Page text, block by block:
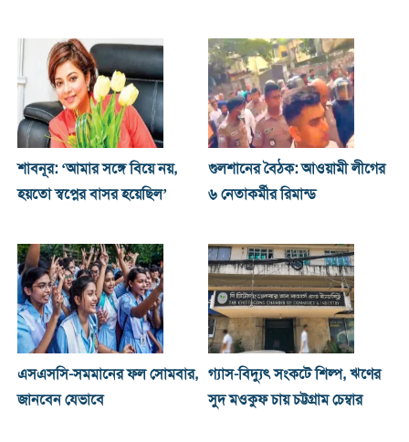
শাবনূর: ‘আমার সঙ্গে বিয়ে নয়,
হয়তো স্বপ্নের বাসর হয়েছিল’
গুলশানের বৈঠক: আওয়ামী লীগের
৬ নেতাকর্মীর রিমান্ড
এসএসসি-সমমানের ফল সোমবার,
জানবেন যেভাবে
গ্যাস-বিদ্যুৎ সংকটে শিল্প, ঋণের
সুদ মওকুফ চায় চট্টগ্রাম চেম্বার